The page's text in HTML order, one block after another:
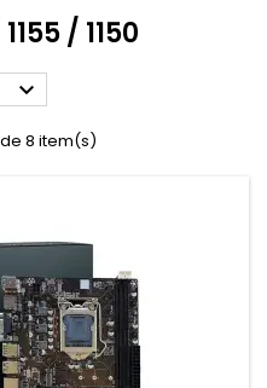
/ 1150

de 8 item(s)